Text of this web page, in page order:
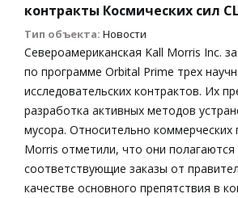
контракты Космических сил
Тип объекта: Новости
Североамериканская Kall Morris Inc.
по программе Orbital Prime трех
исследовательских контрактов. Их
разработка активных методов
мусора. Относительно коммерческих
Morris отметили, что они полагаются
соответствующие заказы от
качестве основного препятствия в